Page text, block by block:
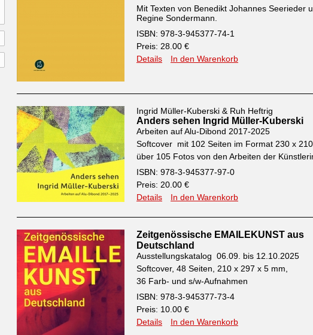
Mit Texten von Benedikt Johannes Seerieder
Regine Sondermann.
ISBN: 978-3-945377-74-1
Preis: 28.00 €
Details
In den Warenkorb
Ingrid Müller-Kuberski & Ruh Heftrig
Anders sehen Ingrid Müller-Kuberski
Arbeiten auf Alu-Dibond 2017-2025
Softcover mit 102 Seiten im Format 230 x
über 105 Fotos von den Arbeiten der
ISBN: 978-3-945377-97-0
Preis: 20.00 €
Details
In den Warenkorb
Zeitgenössische EMAILEKUNST aus
Deutschland
Ausstellungskatalog 06.09. bis 12.10.2025
Softcover, 48 Seiten, 210 x 297 x 5 mm,
36 Farb- und s/w-Aufnahmen
ISBN: 978-3-945377-73-4
Preis: 10.00 €
Details
In den Warenkorb